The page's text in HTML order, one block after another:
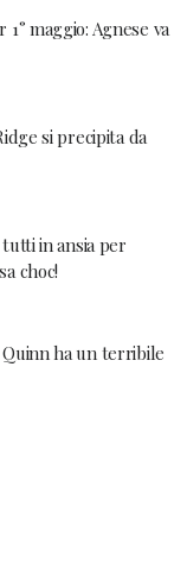
maggio: Agnese va
si precipita da
in ansia per
choc!
Quinn ha un terribile